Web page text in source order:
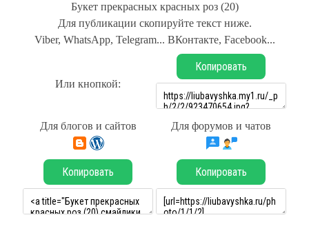
Букет прекрасных красных роз (20)
Для публикации скопируйте текст ниже.
Viber, WhatsApp, Telegram... ВКонтакте, Facebook...
Или кнопкой:
Копировать
Для блогов и сайтов Для форумов и чатов
Копировать Копировать